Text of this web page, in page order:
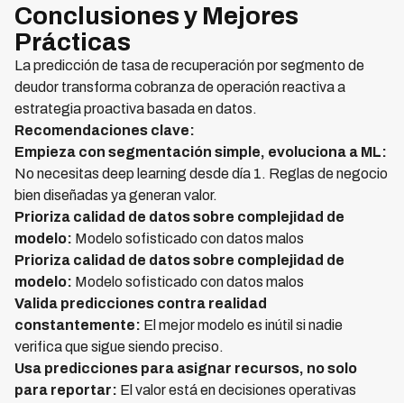
Conclusiones y Mejores
Prácticas
La predicción de tasa de recuperación por segmento de
deudor transforma cobranza de operación reactiva a
estrategia proactiva basada en datos.
Recomendaciones clave:
Empieza con segmentación simple, evoluciona a ML:
No necesitas deep learning desde día 1. Reglas de negocio
bien diseñadas ya generan valor.
Prioriza calidad de datos sobre complejidad de
modelo: Modelo sofisticado con datos malos
Prioriza calidad de datos sobre complejidad de
modelo: Modelo sofisticado con datos malos
Valida predicciones contra realidad
constantemente: El mejor modelo es inútil si nadie
verifica que sigue siendo preciso.
Usa predicciones para asignar recursos, no solo
para reportar: El valor está en decisiones operativas